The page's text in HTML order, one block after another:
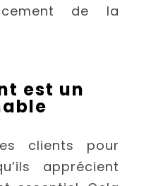
de la
est un
clients pour
apprécient